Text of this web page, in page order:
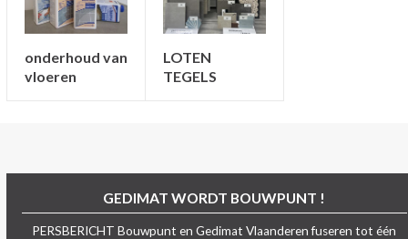
onderhoud van
vloeren
LOTEN
TEGELS
GEDIMAT WORDT BOUWPUNT !
PERSBERICHT Bouwpunt en Gedimat Vlaanderen fuseren tot één